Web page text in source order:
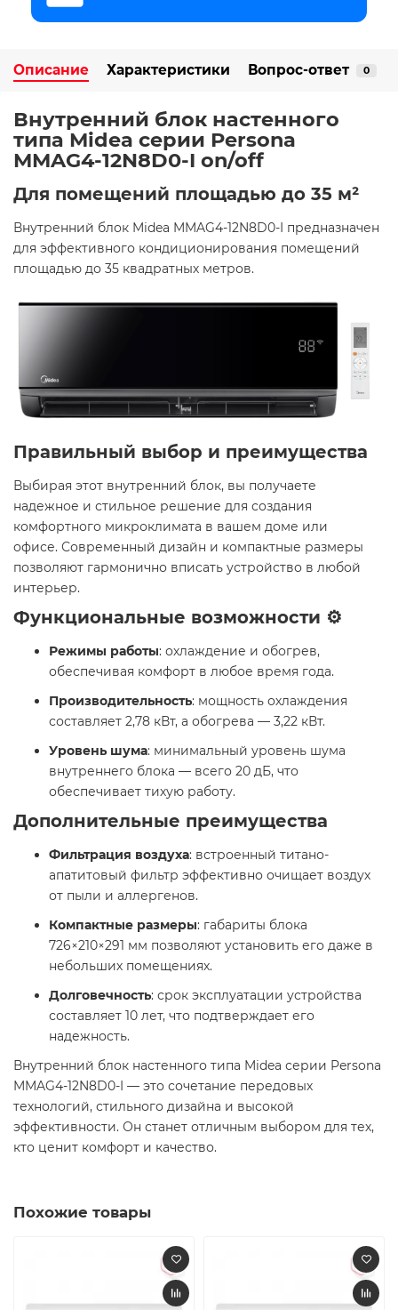
Описание Характеристики Вопрос-ответ 0
Внутренний блок настенного
типа Midea серии Persona
MMAG4-12N8D0-I on/off
Для помещений площадью до 35 м²
Внутренний блок Midea MMAG4-12N8D0-I предназначен
для эффективного кондиционирования помещений
площадью до 35 квадратных метров. ​
Правильный выбор и преимущества
Выбирая этот внутренний блок, вы получаете
надежное и стильное решение для создания
комфортного микроклимата в вашем доме или
офисе. Современный дизайн и компактные размеры
позволяют гармонично вписать устройство в любой
интерьер.​
Функциональные возможности ⚙️
Режимы работы: охлаждение и обогрев,
обеспечивая комфорт в любое время года.​
Производительность: мощность охлаждения
составляет 2,78 кВт, а обогрева — 3,22 кВт. ​
Уровень шума: минимальный уровень шума
внутреннего блока — всего 20 дБ, что
обеспечивает тихую работу. ​
Дополнительные преимущества
Фильтрация воздуха: встроенный титано-
апатитовый фильтр эффективно очищает воздух
от пыли и аллергенов.​
Компактные размеры: габариты блока
726×210×291 мм позволяют установить его даже в
небольших помещениях.​
Долговечность: срок эксплуатации устройства
составляет 10 лет, что подтверждает его
надежность. ​
Внутренний блок настенного типа Midea серии Persona
MMAG4-12N8D0-I — это сочетание передовых
технологий, стильного дизайна и высокой
эффективности. Он станет отличным выбором для тех,
кто ценит комфорт и качество.​
Похожие товары